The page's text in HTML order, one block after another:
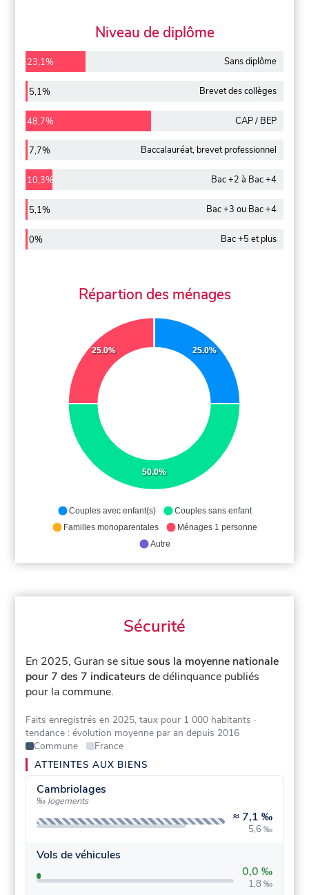
Niveau de diplôme
23,1% Sans diplôme
5,1% Brevet des collèges
48,7% CAP / BEP
7,7% Baccalauréat, brevet professionnel
10,3% Bac +2 à Bac +4
5,1% Bac +3 ou Bac +4
0% Bac +5 et plus
Répartion des ménages
25.0%
50.0%
25.0%
Couples avec enfant(s)
Couples sans enfant
Familles monoparentales
Ménages 1 personne
Autre
Sécurité
En 2025, Guran se situesous la moyenne nationale
pour 7 des 7 indicateurs de délinquance publiés
pour la commune.
Faits enregistrés en 2025, taux pour 1 000 habitants ·
tendance : évolution moyenne par an depuis 2016
Commune
France
ATTEINTES AUX BIENS
Cambriolages
‰ logements
≈ 7,1 ‰
5,6 ‰
Vols de véhicules
0,0 ‰
1,8 ‰